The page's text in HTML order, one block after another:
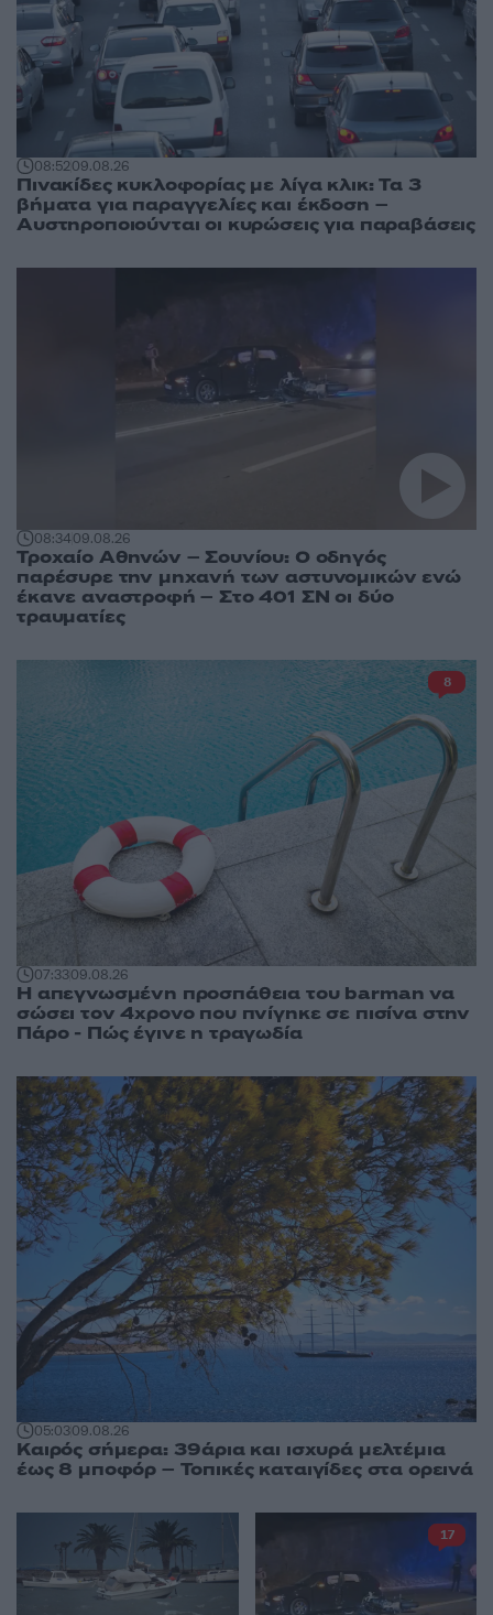
08:5209.08.26
Πινακίδες κυκλοφορίας με λίγα κλικ: Τα 3
βήματα για παραγγελίες και έκδοση –
Αυστηροποιούνται οι κυρώσεις για παραβάσεις
08:3409.08.26
Τροχαίο Αθηνών – Σουνίου: Ο οδηγός
παρέσυρε την μηχανή των αστυνομικών ενώ
έκανε αναστροφή – Στο 401 ΣΝ οι δύο
τραυματίες
07:3309.08.26
Η απεγνωσμένη προσπάθεια του barman να
σώσει τον 4χρονο που πνίγηκε σε πισίνα στην
Πάρο - Πώς έγινε η τραγωδία
8
05:0309.08.26
Καιρός σήμερα: 39άρια και ισχυρά μελτέμια
έως 8 μποφόρ – Τοπικές καταιγίδες στα ορεινά
17